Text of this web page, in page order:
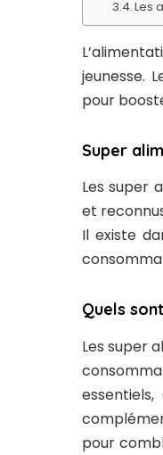
Les
jeunesse.
pour
Super
Les super
et
Il existe
Quels
Les super
pour